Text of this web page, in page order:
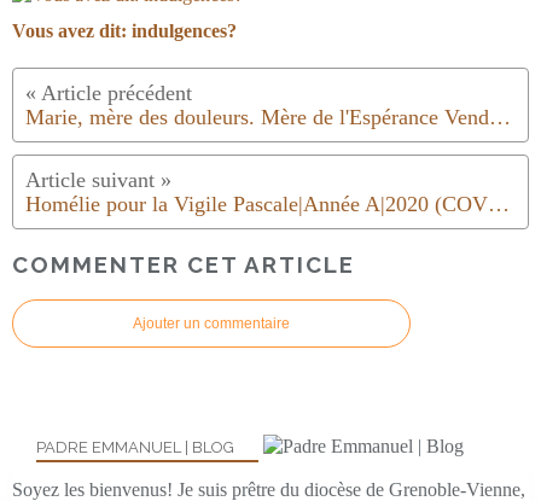
Vous avez dit: indulgences?
Marie, mère des douleurs. Mère de l'Espérance Vendredi Saint 2020
Homélie pour la Vigile Pascale|Année A|2020 (COVID19)
COMMENTER CET ARTICLE
Ajouter un commentaire
PADRE EMMANUEL | BLOG
Soyez les bienvenus! Je suis prêtre du diocèse de Grenoble-Vienne,